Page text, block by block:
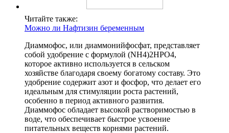
Читайте также:
Можно ли Нафтизин беременным
Диаммофос, или диаммонийфосфат, представляет
собой удобрение с формулой (NH4)2HPO4,
которое активно используется в сельском
хозяйстве благодаря своему богатому составу. Это
удобрение содержит азот и фосфор, что делает его
идеальным для стимуляции роста растений,
особенно в период активного развития.
Диаммофос обладает высокой растворимостью в
воде, что обеспечивает быстрое усвоение
питательных веществ корнями растений.